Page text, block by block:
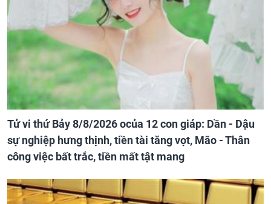
Tử vi thứ Bảy 8/8/2026 ocủa 12 con giáp: Dần - Dậu
sự nghiệp hưng thịnh, tiền tài tăng vọt, Mão - Thân
công việc bất trắc, tiền mất tật mang